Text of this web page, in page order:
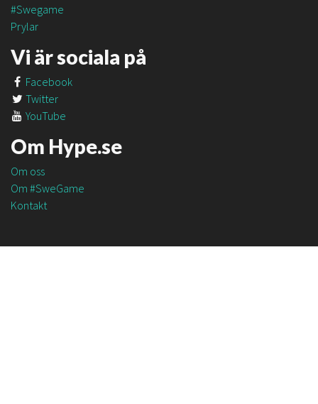
#Swegame
Prylar
Vi är sociala på
Facebook
Twitter
YouTube
Om Hype.se
Om oss
Om #SweGame
Kontakt